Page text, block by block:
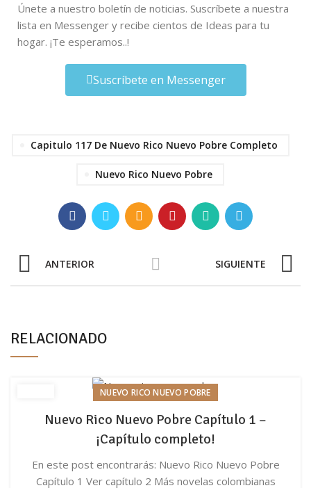
Únete a nuestro boletín de noticias. Suscríbete a nuestra
lista en Messenger y recibe cientos de Ideas para tu
hogar. ¡Te esperamos..!
Suscríbete en Messenger
Capitulo 117 De Nuevo Rico Nuevo Pobre Completo
Nuevo Rico Nuevo Pobre
ANTERIOR SIGUIENTE
RELACIONADO
NUEVO RICO NUEVO POBRE
Nuevo Rico Nuevo Pobre Capítulo 1 –
¡Capítulo completo!
En este post encontrarás: Nuevo Rico Nuevo Pobre
Capítulo 1 Ver capítulo 2 Más novelas colombianas